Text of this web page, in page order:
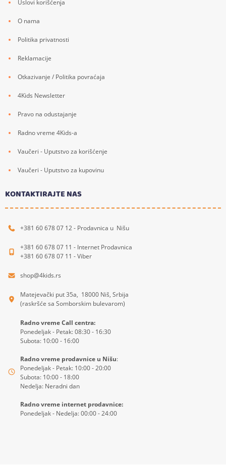
Uslovi korišćenja
O nama
Politika privatnosti
Reklamacije
Otkazivanje / Politika povraćaja
4Kids Newsletter
Pravo na odustajanje
Radno vreme 4Kids-a
Vaučeri - Uputstvo za korišćenje
Vaučeri - Uputstvo za kupovinu
KONTAKTIRAJTE NAS
+381 60 678 07 12 - Prodavnica u Nišu
+381 60 678 07 11 - Internet Prodavnica
+381 60 678 07 11 - Viber
shop@4kids.rs
Matejevački put 35a, 18000 Niš, Srbija
(raskršće sa Somborskim bulevarom)
Radno vreme Call centra:
Ponedeljak - Petak: 08:30 - 16:30
Subota: 10:00 - 16:00
Radno vreme prodavnice u Nišu:
Ponedeljak - Petak: 10:00 - 20:00
Subota: 10:00 - 18:00
Nedelja: Neradni dan
Radno vreme internet prodavnice:
Ponedeljak - Nedelja: 00:00 - 24:00